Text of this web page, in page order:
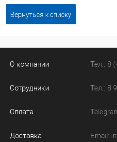
Вернуться к списку
О компании
Сотрудники
Оплата
Доставка
Тел.: 8
Тел.: 8
Email: